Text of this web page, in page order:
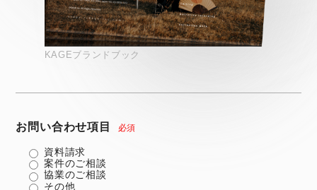
KAGEブランドブック
お問い合わせ項目 必須
資料請求
案件のご相談
協業のご相談
その他